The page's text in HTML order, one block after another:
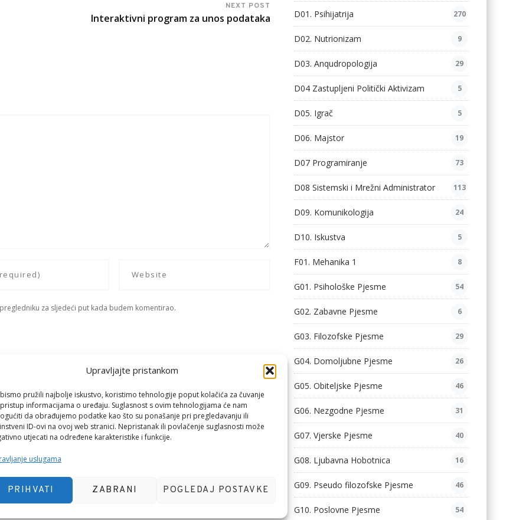
Upravljajte pristankom
pružili najbolje iskustvo, koristimo tehnologije poput kolačića za čuvanje
informacijama o uređaju. Suglasnost s ovim tehnologijama će nam
da obrađujemo podatke kao što su ponašanje pri pregledavanju ili
ID-ovi na ovoj web stranici. Nepristanak ili povlačenje suglasnosti može
utjecati na određene karakteristike i funkcije.
uslugama
PRIHVATI ZABRANI POGLEDAJ POSTAVKE
NEXT POST
Interaktivni program za unos podataka
za sljedeći put kada budem komentirao.
D01. Psihijatrija 270
D02. Nutrionizam 9
D03. Anqudropologija 29
D04 Zastupljeni Politički Aktivizam 5
D05. Igrač 5
D06. Majstor 19
D07 Programiranje 73
D08 Sistemski i Mrežni Administrator 113
D09. Komunikologija 24
D10. Iskustva 5
F01. Mehanika 1 8
G01. Psihološke Pjesme 54
G02. Zabavne Pjesme 6
G03. Filozofske Pjesme 29
G04. Domoljubne Pjesme 26
G05. Obiteljske Pjesme 46
G06. Nezgodne Pjesme 31
G07. Vjerske Pjesme 40
G08. Ljubavna Hobotnica 16
G09. Pseudo filozofske Pjesme 46
G10. Poslovne Pjesme 54